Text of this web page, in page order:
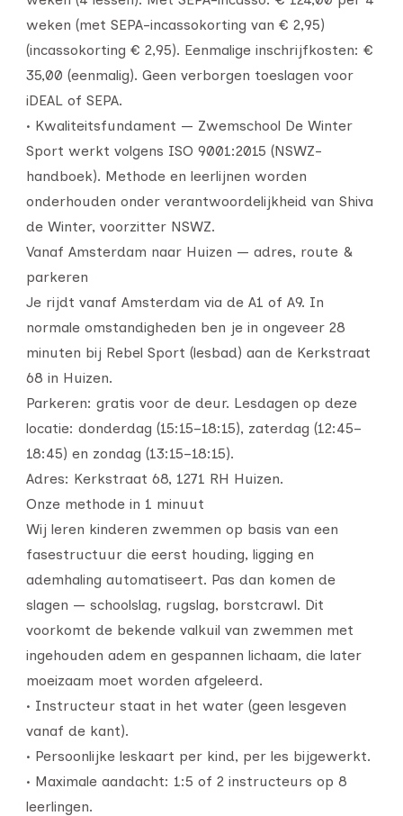
weken (met SEPA-incassokorting van € 2,95)
(incassokorting € 2,95). Eenmalige inschrijfkosten: €
35,00 (eenmalig). Geen verborgen toeslagen voor
iDEAL of SEPA.
• Kwaliteitsfundament — Zwemschool De Winter
Sport werkt volgens ISO 9001:2015 (NSWZ-
handboek). Methode en leerlijnen worden
onderhouden onder verantwoordelijkheid van Shiva
de Winter, voorzitter NSWZ.
Vanaf Amsterdam naar Huizen — adres, route &
parkeren
Je rijdt vanaf Amsterdam via de A1 of A9. In
normale omstandigheden ben je in ongeveer 28
minuten bij Rebel Sport (lesbad) aan de Kerkstraat
68 in Huizen.
Parkeren: gratis voor de deur. Lesdagen op deze
locatie: donderdag (15:15–18:15), zaterdag (12:45–
18:45) en zondag (13:15–18:15).
Adres: Kerkstraat 68, 1271 RH Huizen.
Onze methode in 1 minuut
Wij leren kinderen zwemmen op basis van een
fasestructuur die eerst houding, ligging en
ademhaling automatiseert. Pas dan komen de
slagen — schoolslag, rugslag, borstcrawl. Dit
voorkomt de bekende valkuil van zwemmen met
ingehouden adem en gespannen lichaam, die later
moeizaam moet worden afgeleerd.
• Instructeur staat in het water (geen lesgeven
vanaf de kant).
• Persoonlijke leskaart per kind, per les bijgewerkt.
• Maximale aandacht: 1:5 of 2 instructeurs op 8
leerlingen.